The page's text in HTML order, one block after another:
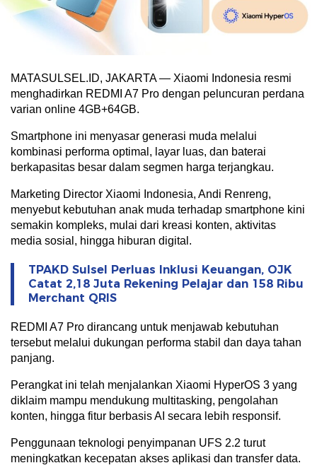
MATASULSEL.ID, JAKARTA — Xiaomi Indonesia resmi
menghadirkan REDMI A7 Pro dengan peluncuran perdana
varian online 4GB+64GB.
Smartphone ini menyasar generasi muda melalui
kombinasi performa optimal, layar luas, dan baterai
berkapasitas besar dalam segmen harga terjangkau.
Marketing Director Xiaomi Indonesia, Andi Renreng,
menyebut kebutuhan anak muda terhadap smartphone kini
semakin kompleks, mulai dari kreasi konten, aktivitas
media sosial, hingga hiburan digital.
TPAKD Sulsel Perluas Inklusi Keuangan, OJK
Catat 2,18 Juta Rekening Pelajar dan 158 Ribu
Merchant QRIS
REDMI A7 Pro dirancang untuk menjawab kebutuhan
tersebut melalui dukungan performa stabil dan daya tahan
panjang.
Perangkat ini telah menjalankan Xiaomi HyperOS 3 yang
diklaim mampu mendukung multitasking, pengolahan
konten, hingga fitur berbasis AI secara lebih responsif.
Penggunaan teknologi penyimpanan UFS 2.2 turut
meningkatkan kecepatan akses aplikasi dan transfer data.